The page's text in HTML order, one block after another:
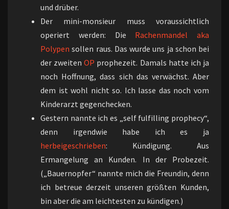
und drüber.
Der mini-monsieur muss voraussichtlich
operiert werden: Die Rachenmandel aka
Polypen sollen raus. Das wurde uns ja schon bei
der zweitenOP prophezeit. Damals hatte ich ja
noch Hoffnung, dass sich das verwächst. Aber
dem ist wohl nicht so. Ich lasse das noch vom
Kinderarzt gegenchecken.
Gestern nannte ich es „self fulfilling prophecy“,
denn irgendwie habe ich es ja
herbeigeschrieben: Kündigung. Aus
Ermangelung an Kunden. In der Probezeit.
(„Bauernopfer“ nannte mich die Freundin, denn
ich betreue derzeit unseren größten Kunden,
bin aber die am leichtesten zu kündigen.)